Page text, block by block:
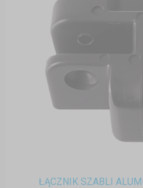
ŁĄCZNIK SZABLI